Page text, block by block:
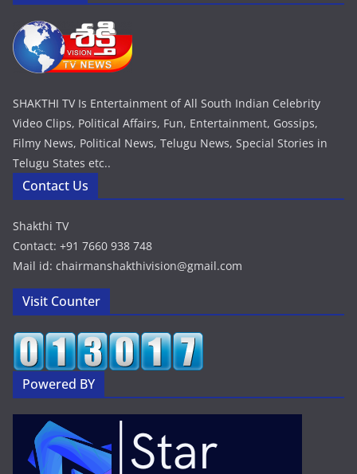
SHAKTHI TV Is Entertainment of All South Indian Celebrity
Video Clips, Political Affairs, Fun, Entertainment, Gossips,
Filmy News, Political News, Telugu News, Special Stories in
Telugu States etc..
Contact Us
Shakthi TV
Contact: +91 7660 938 748
Mail id: chairmanshakthivision@gmail.com
Visit Counter
Powered BY